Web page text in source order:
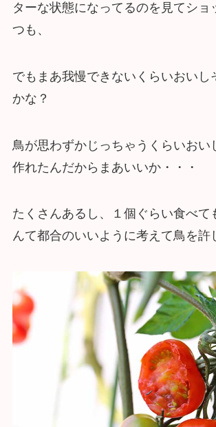
ターな状態になってるのを見てショ
つも、
でもまあ我慢できないくらいおいし
かな？
鳥が思わずかじっちゃうくらいおい
作れたんだからまあいいか・・・
たくさんあるし、１個ぐらい食べて
んて都合のいいように考えて鳥を許